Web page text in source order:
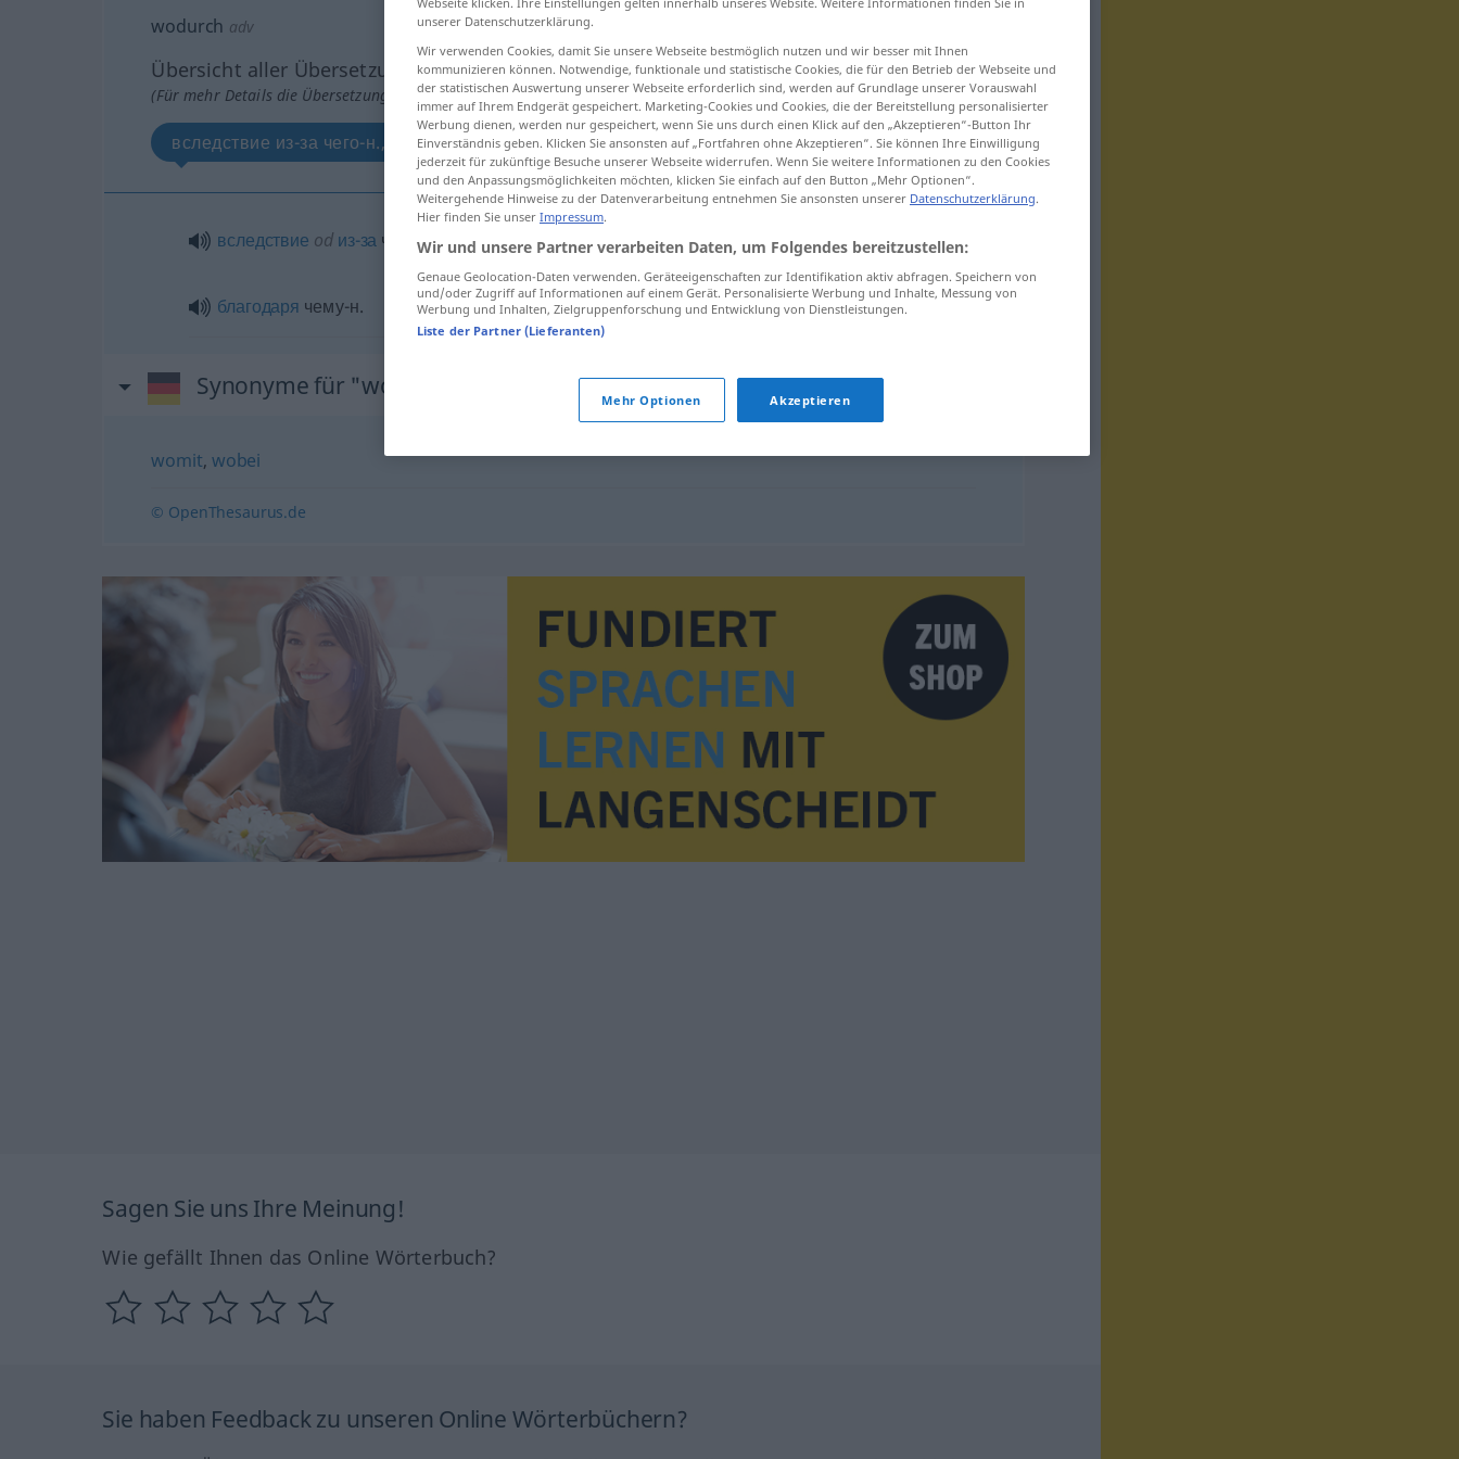
wodurch adv
Übersicht aller Übersetzungen
(Für mehr Details die Übersetzung anklicken/antippen)
вследствие из-за чего-н., благодаря чему-н.
вследствие od из-за чего-н. wodurch
благодаря чему-н. wodurch dank
Synonyme für "wodurch"
womit, wobei
© OpenThesaurus.de
Sagen Sie uns Ihre Meinung!
Wie gefällt Ihnen das Online Wörterbuch?
Sie haben Feedback zu unseren Online Wörterbüchern?
unserer Datenschutzerklärung.
Wir verwenden Cookies, damit Sie unsere Webseite bestmöglich nutzen und wir besser mit Ihnen
kommunizieren können. Notwendige, funktionale und statistische Cookies, die für den Betrieb der Webseite und
der statistischen Auswertung unserer Webseite erforderlich sind, werden auf Grundlage unserer Vorauswahl
immer auf Ihrem Endgerät gespeichert. Marketing-Cookies und Cookies, die der Bereitstellung personalisierter
Werbung dienen, werden nur gespeichert, wenn Sie uns durch einen Klick auf den „Akzeptieren“-Button Ihr
Einverständnis geben. Klicken Sie ansonsten auf „Fortfahren ohne Akzeptieren“. Sie können Ihre Einwilligung
jederzeit für zukünftige Besuche unserer Webseite widerrufen. Wenn Sie weitere Informationen zu den Cookies
und den Anpassungsmöglichkeiten möchten, klicken Sie einfach auf den Button „Mehr Optionen“.
Weitergehende Hinweise zu der Datenverarbeitung entnehmen Sie ansonsten unserer Datenschutzerklärung.
Hier finden Sie unser Impressum.
Wir und unsere Partner verarbeiten Daten, um Folgendes bereitzustellen:
Genaue Geolocation-Daten verwenden. Geräteeigenschaften zur Identifikation aktiv abfragen. Speichern von
und/oder Zugriff auf Informationen auf einem Gerät. Personalisierte Werbung und Inhalte, Messung von
Werbung und Inhalten, Zielgruppenforschung und Entwicklung von Dienstleistungen.
Liste der Partner (Lieferanten)
Mehr Optionen Akzeptieren